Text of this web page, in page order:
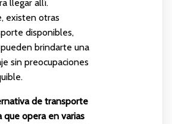
llegar allí.
existen otras
disponibles,
brindarte una
sin preocupaciones
de transporte
que opera en varias